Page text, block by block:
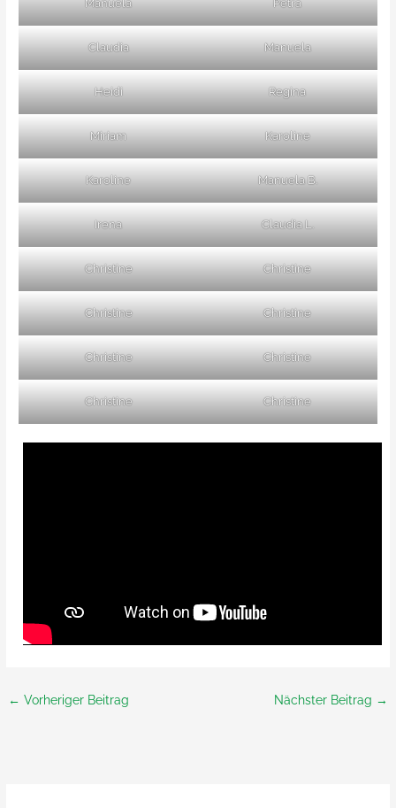
Manuela Petra
Claudia Manuela
Heidi Regina
Miriam Karoline
Karoline Manuela B.
Irena Claudia L.
Christine Christine
Christine Christine
Christine Christine
Christine Christine
← Vorheriger Beitrag Nächster Beitrag →